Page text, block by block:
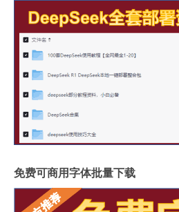
免费可商用字体批量下载